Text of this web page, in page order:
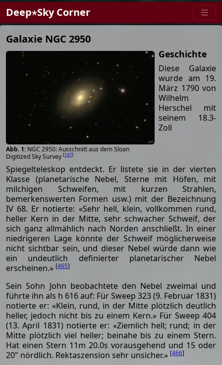
Deep⋆Sky Corner
Galaxie NGC 2950
NGC 2950: Ausschnitt aus dem Sloan
Digitized Sky Survey [147]
Geschichte
Diese Galaxie
wurde am 19.
März 1790 von
Wilhelm
Herschel mit
seinem 18.3-
Zoll
Spiegelteleskop entdeckt. Er listete sie in der vierten
Klasse (planetarische Nebel, Sterne mit Höfen, mit
milchigen Schweifen, mit kurzen Strahlen,
bemerkenswerten Formen usw.) mit der Bezeichnung
IV 68. Er notierte: «Sehr hell, klein, vollkommen rund,
heller Kern in der Mitte, sehr schwacher Schweif, der
sich ganz allmählich nach Norden anschließt. In einer
niedrigeren Lage könnte der Schweif möglicherweise
nicht sichtbar sein, und dieser Nebel würde dann wie
ein undeutlich definierter planetarischer Nebel
erscheinen.» [465]
Sein Sohn John beobachtete den Nebel zweimal und
führte ihn als h 616 auf: Für Sweep 323 (9. Februar 1831)
notierte er: «Klein, rund, in der Mitte plötzlich deutlich
heller, jedoch nicht bis zu einem Kern.» Für Sweep 404
(13. April 1831) notierte er: «Ziemlich hell; rund; in der
Mitte plötzlich viel heller; beinahe bis zu einem Stern.
Hat einen Stern 11m 20.0s vorausgehend und 15 oder
20" nördlich. Rektaszension sehr unsicher.» [466]